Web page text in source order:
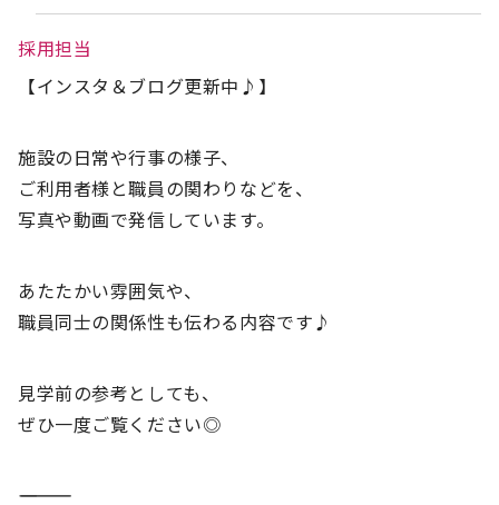
採用担当
【インスタ＆ブログ更新中♪】
施設の日常や行事の様子、
ご利用者様と職員の関わりなどを、
写真や動画で発信しています。
あたたかい雰囲気や、
職員同士の関係性も伝わる内容です♪
見学前の参考としても、
ぜひ一度ご覧ください◎
――――――――――